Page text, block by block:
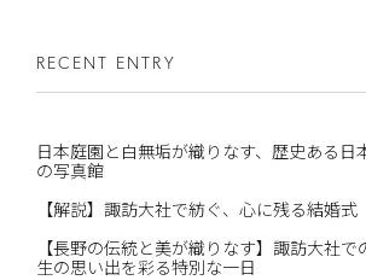
RECENT ENTRY
日本庭園と白無垢が織りなす、歴史ある日
の写真館
【解説】諏訪大社で紡ぐ、心に残る結婚式
【長野の伝統と美が織りなす】諏訪大社
生の思い出を彩る特別な一日